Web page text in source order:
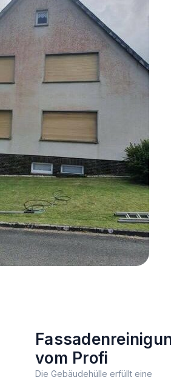
vom Profi
Die Gebäudehülle erfüllt eine